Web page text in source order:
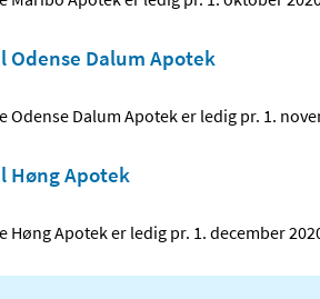
Dalum Apotek
Odense Dalum Apotek er ledig pr. 1.
Høng Apotek
Høng Apotek er ledig pr. 1. december